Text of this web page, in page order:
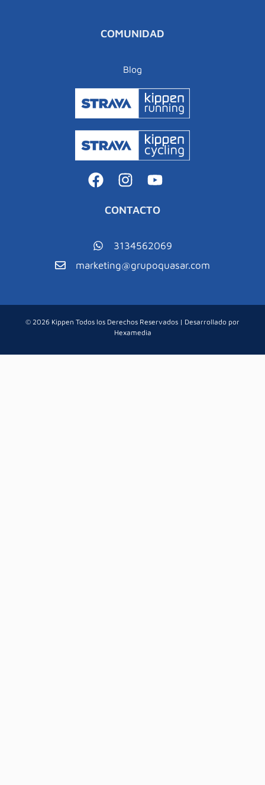
COMUNIDAD
Blog
CONTACTO
3134562069
marketing@grupoquasar.com
© 2026 Kippen Todos los Derechos Reservados | Desarrollado por
Hexamedia